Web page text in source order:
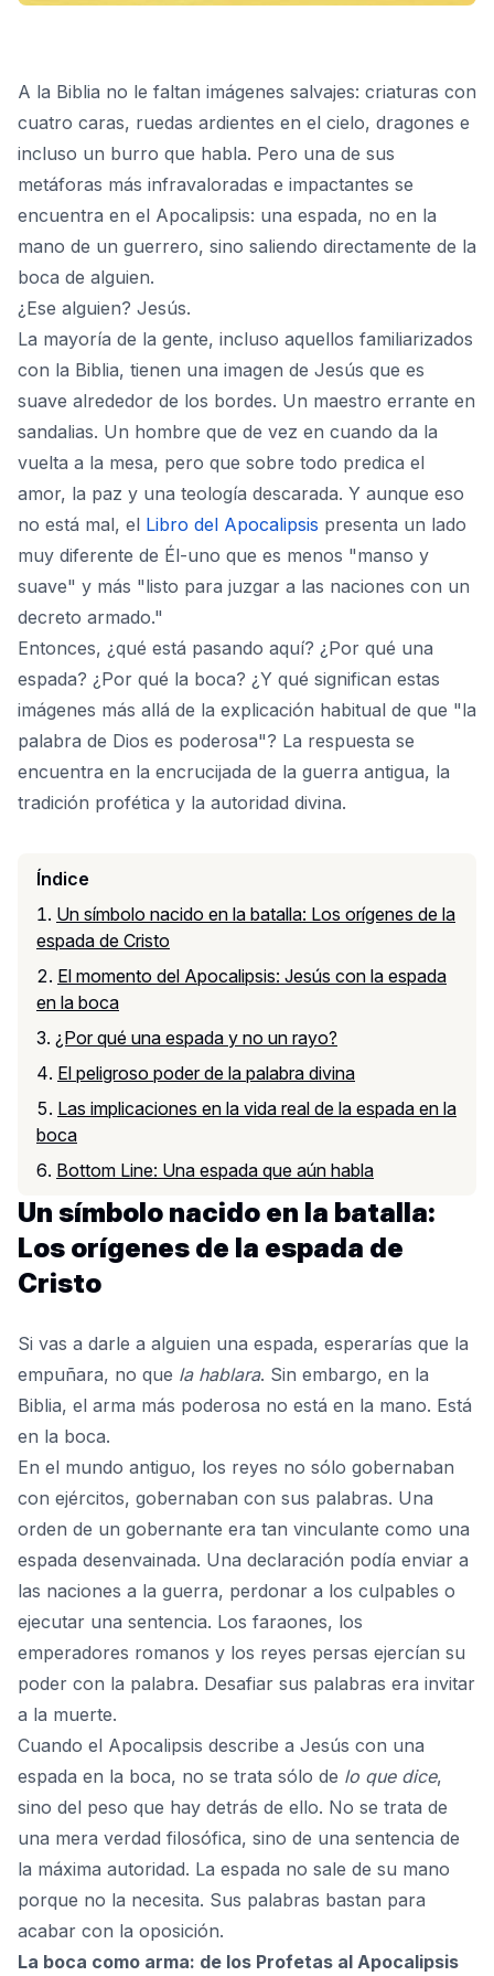
A la Biblia no le faltan imágenes salvajes: criaturas con
cuatro caras, ruedas ardientes en el cielo, dragones e
incluso un burro que habla. Pero una de sus
metáforas más infravaloradas e impactantes se
encuentra en el Apocalipsis: una espada, no en la
mano de un guerrero, sino saliendo directamente de la
boca de alguien.
¿Ese alguien? Jesús.
La mayoría de la gente, incluso aquellos familiarizados
con la Biblia, tienen una imagen de Jesús que es
suave alrededor de los bordes. Un maestro errante en
sandalias. Un hombre que de vez en cuando da la
vuelta a la mesa, pero que sobre todo predica el
amor, la paz y una teología descarada. Y aunque eso
no está mal, el Libro del Apocalipsis presenta un lado
muy diferente de Él-uno que es menos "manso y
suave" y más "listo para juzgar a las naciones con un
decreto armado."
Entonces, ¿qué está pasando aquí? ¿Por qué una
espada? ¿Por qué la boca? ¿Y qué significan estas
imágenes más allá de la explicación habitual de que "la
palabra de Dios es poderosa"? La respuesta se
encuentra en la encrucijada de la guerra antigua, la
tradición profética y la autoridad divina.
Índice
Un símbolo nacido en la batalla: Los orígenes de la
espada de Cristo
El momento del Apocalipsis: Jesús con la espada
en la boca
¿Por qué una espada y no un rayo?
El peligroso poder de la palabra divina
Las implicaciones en la vida real de la espada en la
boca
Bottom Line: Una espada que aún habla
Un símbolo nacido en la batalla:
Los orígenes de la espada de
Cristo
Si vas a darle a alguien una espada, esperarías que la
empuñara, no que la hablara. Sin embargo, en la
Biblia, el arma más poderosa no está en la mano. Está
en la boca.
En el mundo antiguo, los reyes no sólo gobernaban
con ejércitos, gobernaban con sus palabras. Una
orden de un gobernante era tan vinculante como una
espada desenvainada. Una declaración podía enviar a
las naciones a la guerra, perdonar a los culpables o
ejecutar una sentencia. Los faraones, los
emperadores romanos y los reyes persas ejercían su
poder con la palabra. Desafiar sus palabras era invitar
a la muerte.
Cuando el Apocalipsis describe a Jesús con una
espada en la boca, no se trata sólo de lo que dice,
sino del peso que hay detrás de ello. No se trata de
una mera verdad filosófica, sino de una sentencia de
la máxima autoridad. La espada no sale de su mano
porque no la necesita. Sus palabras bastan para
acabar con la oposición.
La boca como arma: de los Profetas al Apocalipsis